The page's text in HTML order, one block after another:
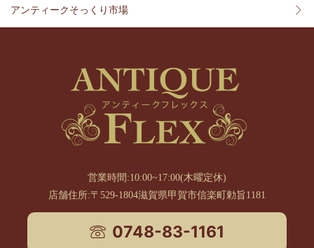
アンティークそっくり市場
営業時間:10:00~17:00(木曜定休)
店舗住所:〒529-1804滋賀県甲賀市信楽町勅旨1181
0748-83-1161